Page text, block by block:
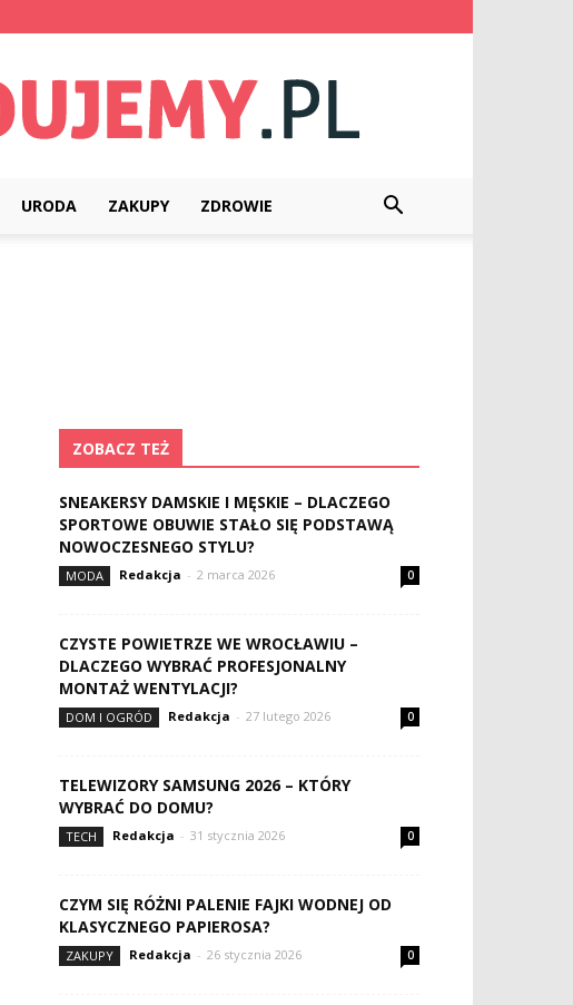
URODA ZAKUPY ZDROWIE
ZOBACZ TEŻ
SNEAKERSY DAMSKIE I MĘSKIE – DLACZEGO
SPORTOWE OBUWIE STAŁO SIĘ PODSTAWĄ
NOWOCZESNEGO STYLU?
MODA Redakcja - 2 marca 2026 0
CZYSTE POWIETRZE WE WROCŁAWIU –
DLACZEGO WYBRAĆ PROFESJONALNY
MONTAŻ WENTYLACJI?
DOM I OGRÓD Redakcja - 27 lutego 2026 0
TELEWIZORY SAMSUNG 2026 – KTÓRY
WYBRAĆ DO DOMU?
TECH Redakcja - 31 stycznia 2026 0
CZYM SIĘ RÓŻNI PALENIE FAJKI WODNEJ OD
KLASYCZNEGO PAPIEROSA?
ZAKUPY Redakcja - 26 stycznia 2026 0